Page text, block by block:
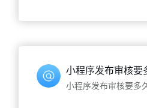
小程序发布审核要
小程序发布审核要多